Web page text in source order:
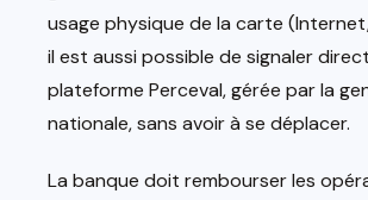
usage physique de la carte
il est aussi possible de signaler
plateforme Perceval, gérée par la
nationale, sans avoir à se déplacer.
La banque doit rembourser les